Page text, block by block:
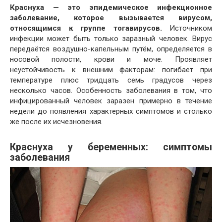
Краснуха — это эпидемическое инфекционное
заболевание, которое вызывается вирусом,
относящимся к группе тогавирусов. Источником
инфекции может быть только заразный человек. Вирус
передаётся воздушно-капельным путём, определяется в
носовой полости, крови и моче. Проявляет
неустойчивость к внешним факторам: погибает при
температуре плюс тридцать семь градусов через
несколько часов. Особенность заболевания в том, что
инфицированный человек заразен примерно в течение
недели до появления характерных симптомов и столько
же после их исчезновения.
Краснуха у беременных: симптомы
заболевания